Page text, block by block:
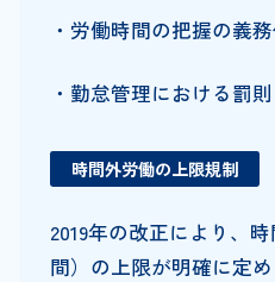
・労働時間の把握の義
・勤怠管理における罰則
時間外労働の上限規制
2019年の改正により、
間）の上限が明確に定